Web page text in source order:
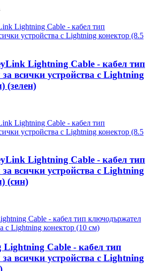
Lightning Cable - кабел тип
всички устройства с Lightning
(зелен)
Lightning Cable - кабел тип
всички устройства с Lightning
(син)
Lightning Cable - кабел тип
всички устройства с Lightning